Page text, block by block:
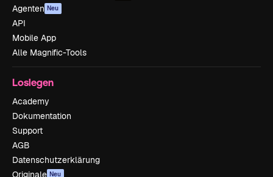
Agenten Neu
API
Mobile App
Alle Magnific-Tools
Loslegen
Academy
Dokumentation
Support
AGB
Datenschutzerklärung
Originale Neu